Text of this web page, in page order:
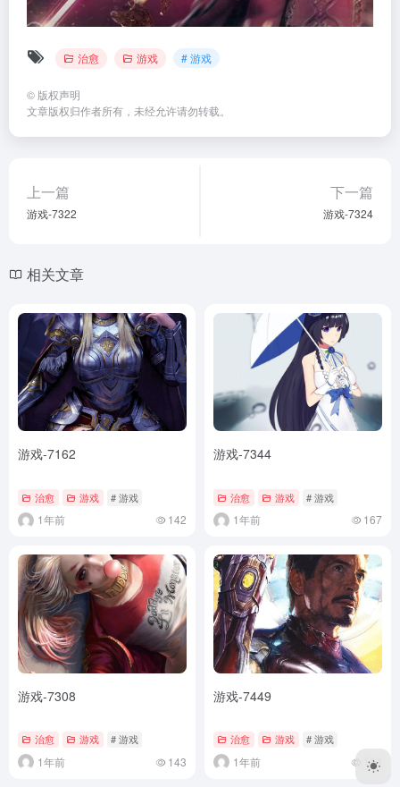
治愈 游戏 # 游戏
© 版权声明
文章版权归作者所有，未经允许请勿转载。
上一篇
游戏-7322
下一篇
游戏-7324
相关文章
游戏-7162
治愈 游戏 # 游戏
1年前 142
游戏-7344
治愈 游戏 # 游戏
1年前 167
游戏-7308
治愈 游戏 # 游戏
1年前 143
游戏-7449
治愈 游戏 # 游戏
1年前 133